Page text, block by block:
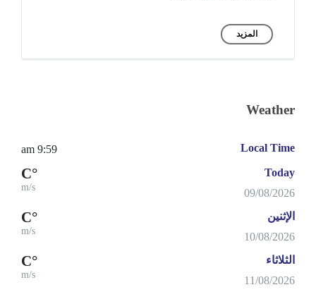
المزيد
Weather
Local Time
9:59 am
Today
09/08/2026
°C
m/s
الإثنين
10/08/2026
°C
m/s
الثلاثاء
11/08/2026
°C
m/s